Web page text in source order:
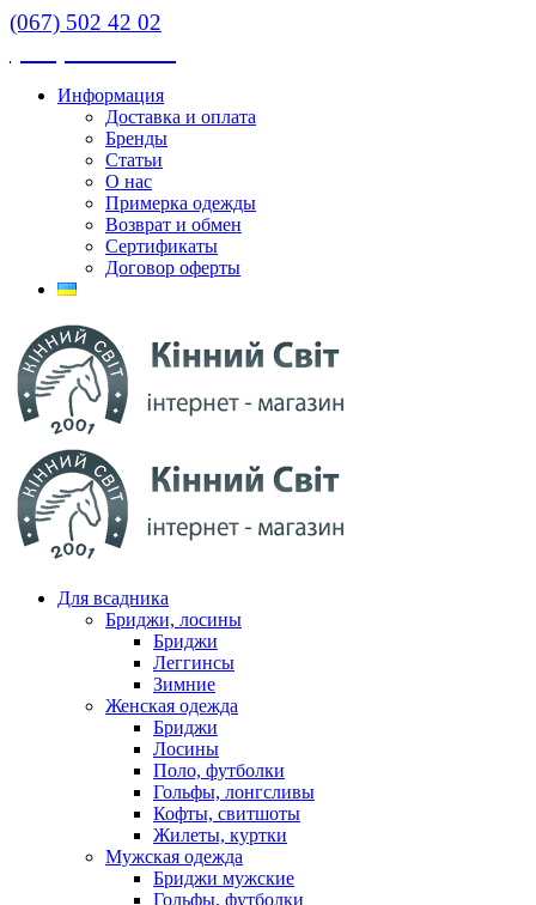
(067) 502 42 02
Информация
Доставка и оплата
Бренды
Статьи
О нас
Примерка одежды
Возврат и обмен
Сертификаты
Договор оферты
Для всадника
Бриджи, лосины
Бриджи
Леггинсы
Зимние
Женская одежда
Бриджи
Лосины
Поло, футболки
Гольфы, лонгсливы
Кофты, свитшоты
Жилеты, куртки
Мужская одежда
Бриджи мужские
Гольфы, футболки